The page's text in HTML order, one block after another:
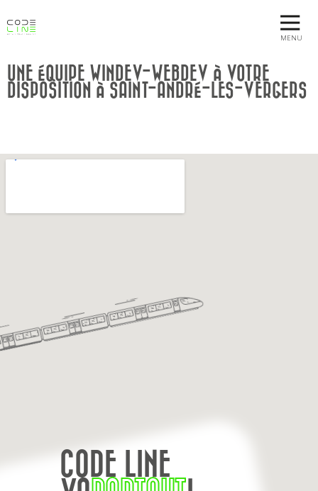
MENU
UNE ÉQUIPE WINDEV-WEBDEV À VOTRE
DISPOSITION À SAINT-ANDRÉ-LES-VERGERS
CODE LINE